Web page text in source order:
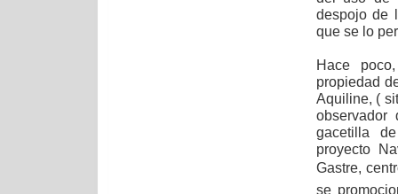
despojo de
que se lo
Hace
propiedad
Aquiline, (
gacetilla
proyecto
Gastre,
se